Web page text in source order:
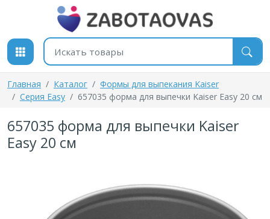
К содержимому
Поиск товаров
Главная Каталог
Формы для выпекания Kaiser
Серия Easy
657035 форма для выпечки Kaiser Easy 20 см
657035 форма для выпечки Kaiser
Easy 20 см